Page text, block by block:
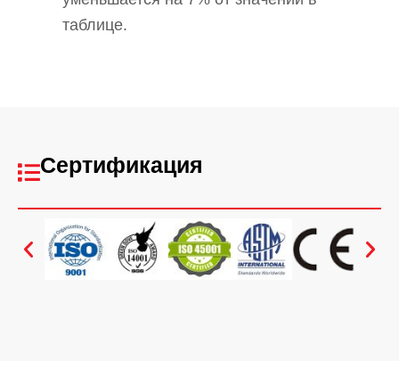
таблице.
Сертификация